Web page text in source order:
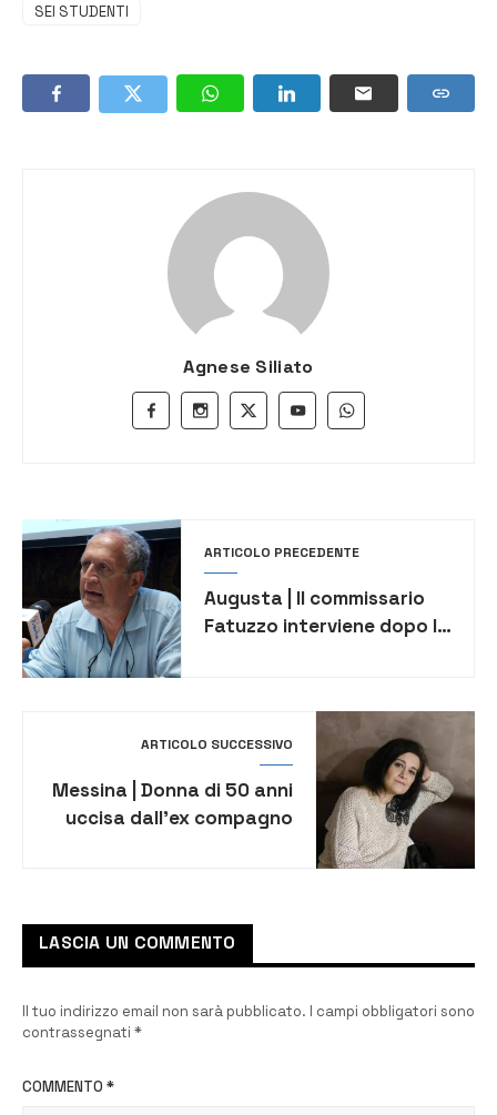
SEI STUDENTI
Agnese Siliato
ARTICOLO PRECEDENTE
Augusta | Il commissario
Fatuzzo interviene dopo la
ARTICOLO SUCCESSIVO
Messina | Donna di 50 anni
uccisa dall’ex compagno
LASCIA UN COMMENTO
Il tuo indirizzo email non sarà pubblicato. I campi obbligatori sono
contrassegnati *
COMMENTO *